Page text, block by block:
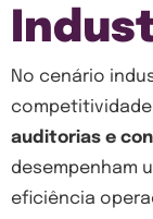
No cenário
auditorias e
desempenham
eficiência